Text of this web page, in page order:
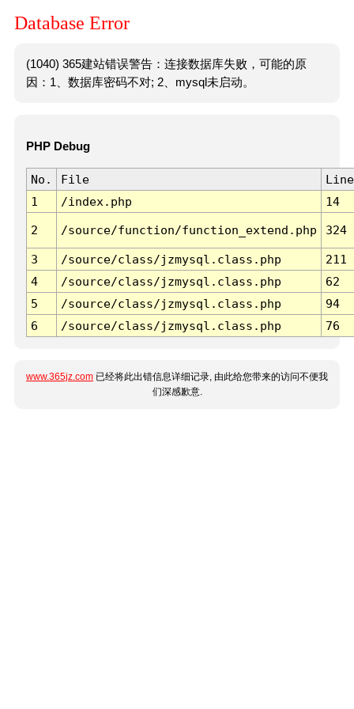
Database Error
(1040) 365建站错误警告：连接数据库失败，可能的原
因：1、数据库密码不对; 2、mysql未启动。
PHP Debug
No. File
Line
1
/index.php 14
2 /source/function/function_extend.php 324
3 /source/class/jzmysql.class.php
211
4
/source/class/jzmysql.class.php
62
5
/source/class/jzmysql.class.php
94
6
/source/class/jzmysql.class.php 76
www.365jz.com 已经将此出错信息详细记录, 由此给您带来的访问不便我
们深感歉意.